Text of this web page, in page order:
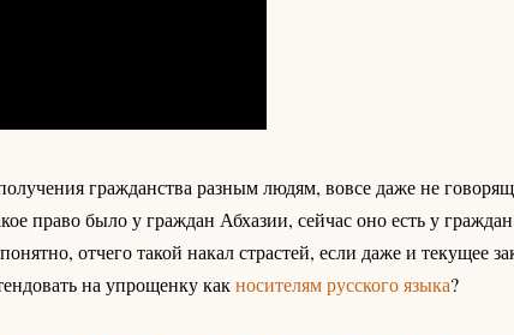
гражданства разным людям, вовсе даже не
право было у граждан Абхазии, сейчас оно есть у
отчего такой накал страстей, если даже и текущее
на упрощенку какносителям русского языка?